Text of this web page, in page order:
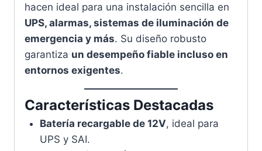
hacen ideal para una instalación sencilla en
UPS, alarmas, sistemas de iluminación de
emergencia y más. Su diseño robusto
garantiza un desempeño fiable incluso en
entornos exigentes.
Características Destacadas
Batería recargable de 12V, ideal para
UPS y SAI.